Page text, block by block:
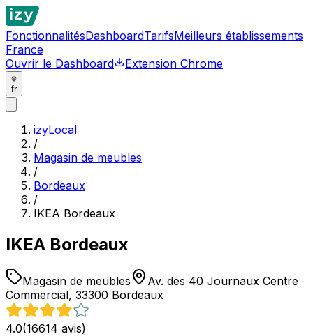
FonctionnalitésDashboardTarifsMeilleurs établissements
France
Ouvrir le Dashboard
Extension Chrome
fr
izyLocal
/
Magasin de meubles
/
Bordeaux
/
IKEA Bordeaux
IKEA Bordeaux
Magasin de meubles
Av. des 40 Journaux Centre
Commercial, 33300 Bordeaux
4.0(16614 avis)